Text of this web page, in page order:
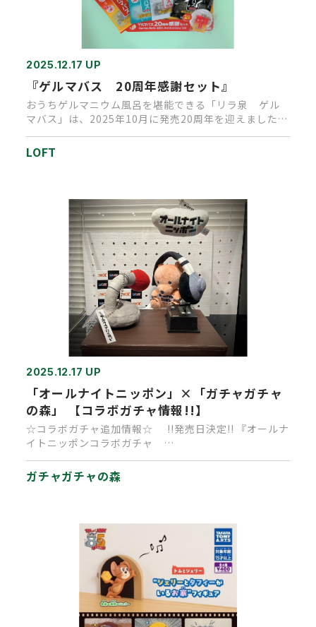
2025.12.17 UP
『ゲルマバス 20周年感謝セット』
おうちゲルマニウム風呂を堪能できる「リラ泉 ゲル
マバス」は、2025年10月に発売20周年を迎えました。
LOFT
2025.12.17 UP
「オールナイトニッポン」×「ガチャガチャ
の森」 【コラボガチャ情報!!】
☆コラボガチャ追加情報☆ !!発売日決定!! 『オールナ
イトニッポンコラボガチャ …
ガチャガチャの森